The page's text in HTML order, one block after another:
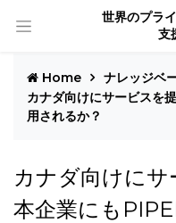
世界のプラ
支
Home
ナレッジベ
カナダ向けにサービスを
用されるか？
カナダ向けにサ
本企業にも